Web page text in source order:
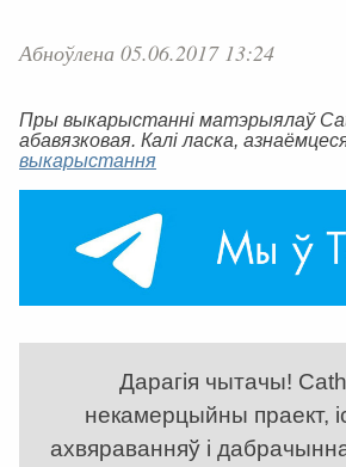
Абноўлена 05.06.2017 13:24
Пры выкарыстанні матэрыялаў
абавязковая. Калі ласка,
выкарыстання
Дарагія чытачы!
некамерцыйны праект,
ахвяраванняў і